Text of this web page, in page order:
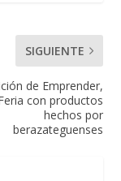
SIGUIENTE
de Emprender,
con productos
hechos por
berazateguenses